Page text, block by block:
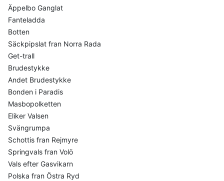
Äppelbo Ganglat
Fanteladda
Botten
Säckpipslat fran Norra Rada
Get-trall
Brudestykke
Andet Brudestykke
Bonden i Paradis
Masbopolketten
Eliker Valsen
Svängrumpa
Schottis fran Rejmyre
Springvals fran Volö
Vals efter Gasvikarn
Polska fran Östra Ryd